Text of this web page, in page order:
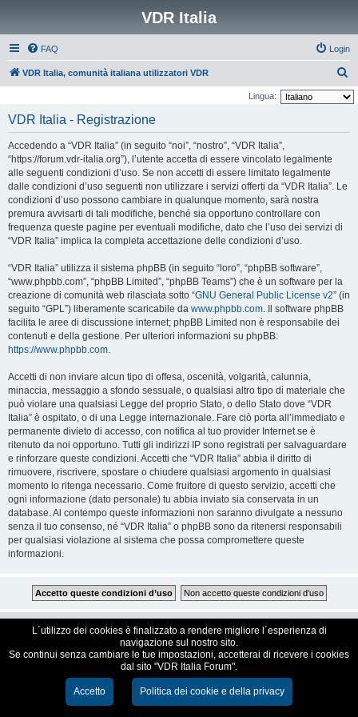
VDR Italia
FAQ Login
VDR Italia, comunità italiana utilizzatori VDR
e
Lingua:
VDR Italia - Registrazione
Accedendo a “VDR Italia” (in seguito “noi”, “nostro”, “VDR Italia”,
“https://forum.vdr-italia.org”), l’utente accetta di essere vincolato legalmente
alle seguenti condizioni d’uso. Se non accetti di essere limitato legalmente
dalle condizioni d’uso seguenti non utilizzare i servizi offerti da “VDR Italia”. Le
condizioni d’uso possono cambiare in qualunque momento, sarà nostra
premura avvisarti di tali modifiche, benché sia opportuno controllare con
frequenza queste pagine per eventuali modifiche, dato che l’uso dei servizi di
“VDR Italia” implica la completa accettazione delle condizioni d’uso.
“VDR Italia” utilizza il sistema phpBB (in seguito “loro”, “phpBB software”,
“www.phpbb.com”, “phpBB Limited”, “phpBB Teams”) che è un software per la
creazione di comunità web rilasciata sotto “GNU General Public License v2” (in
seguito “GPL”) liberamente scaricabile da www.phpbb.com. Il software phpBB
facilita le aree di discussione internet; phpBB Limited non è responsabile dei
contenuti e della gestione. Per ulteriori informazioni su phpBB:
https://www.phpbb.com.
Accetti di non inviare alcun tipo di offesa, oscenità, volgarità, calunnia,
minaccia, messaggio a sfondo sessuale, o qualsiasi altro tipo di materiale che
può violare una qualsiasi Legge del proprio Stato, o dello Stato dove “VDR
Italia” è ospitato, o di una Legge internazionale. Fare ciò porta all’immediato e
permanente divieto di accesso, con notifica al tuo provider Internet se è
ritenuto da noi opportuno. Tutti gli indirizzi IP sono registrati per salvaguardare
e rinforzare queste condizioni. Accetti che “VDR Italia” abbia il diritto di
rimuovere, riscrivere, spostare o chiudere qualsiasi argomento in qualsiasi
momento lo ritenga necessario. Come fruitore di questo servizio, accetti che
ogni informazione (dato personale) tu abbia inviato sia conservata in un
database. Al contempo queste informazioni non saranno divulgate a nessuno
senza il tuo consenso, né “VDR Italia” o phpBB sono da ritenersi responsabili
per qualsiasi violazione al sistema che possa compromettere queste
informazioni.
VDR Italia, comunità italiana utilizzatori VDR
Creato daphpBB® Forum Software © phpBB Limited
Traduzione ItalianaphpBB-Italia.it
L´utilizzo dei cookies è finalizzato a rendere migliore l´esperienza di
navigazione sul nostro sito.
Se continui senza cambiare le tue impostazioni, accetterai di ricevere i cookies
dal sito "VDR Italia Forum".
Accetto Politica dei cookie e della privacy